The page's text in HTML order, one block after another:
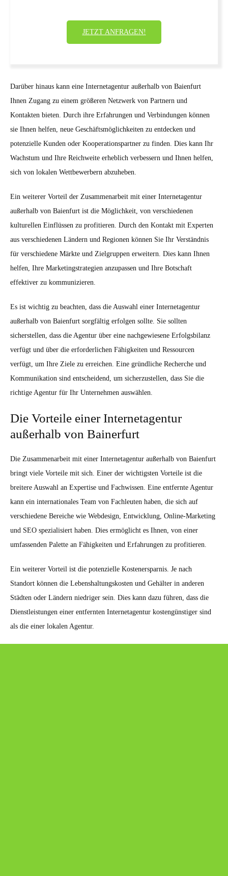
JETZT ANFRAGEN!
Darüber hinaus kann eine Internetagentur außerhalb von Baienfurt
Ihnen Zugang zu einem größeren Netzwerk von Partnern und
Kontakten bieten. Durch ihre Erfahrungen und Verbindungen können
sie Ihnen helfen, neue Geschäftsmöglichkeiten zu entdecken und
potenzielle Kunden oder Kooperationspartner zu finden. Dies kann Ihr
Wachstum und Ihre Reichweite erheblich verbessern und Ihnen helfen,
sich von lokalen Wettbewerbern abzuheben.
Ein weiterer Vorteil der Zusammenarbeit mit einer Internetagentur
außerhalb von Baienfurt ist die Möglichkeit, von verschiedenen
kulturellen Einflüssen zu profitieren. Durch den Kontakt mit Experten
aus verschiedenen Ländern und Regionen können Sie Ihr Verständnis
für verschiedene Märkte und Zielgruppen erweitern. Dies kann Ihnen
helfen, Ihre Marketingstrategien anzupassen und Ihre Botschaft
effektiver zu kommunizieren.
Es ist wichtig zu beachten, dass die Auswahl einer Internetagentur
außerhalb von Baienfurt sorgfältig erfolgen sollte. Sie sollten
sicherstellen, dass die Agentur über eine nachgewiesene Erfolgsbilanz
verfügt und über die erforderlichen Fähigkeiten und Ressourcen
verfügt, um Ihre Ziele zu erreichen. Eine gründliche Recherche und
Kommunikation sind entscheidend, um sicherzustellen, dass Sie die
richtige Agentur für Ihr Unternehmen auswählen.
Die Vorteile einer Internetagentur
außerhalb von Bainerfurt
Die Zusammenarbeit mit einer Internetagentur außerhalb von Baienfurt
bringt viele Vorteile mit sich. Einer der wichtigsten Vorteile ist die
breitere Auswahl an Expertise und Fachwissen. Eine entfernte Agentur
kann ein internationales Team von Fachleuten haben, die sich auf
verschiedene Bereiche wie Webdesign, Entwicklung, Online-Marketing
und SEO spezialisiert haben. Dies ermöglicht es Ihnen, von einer
umfassenden Palette an Fähigkeiten und Erfahrungen zu profitieren.
Ein weiterer Vorteil ist die potenzielle Kostenersparnis. Je nach
Standort können die Lebenshaltungskosten und Gehälter in anderen
Städten oder Ländern niedriger sein. Dies kann dazu führen, dass die
Dienstleistungen einer entfernten Internetagentur kostengünstiger sind
als die einer lokalen Agentur.